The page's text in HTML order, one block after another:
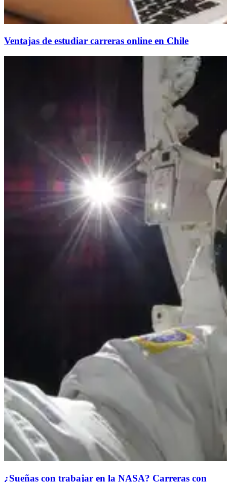
Ventajas de estudiar carreras online en Chile
¿Sueñas con trabajar en la NASA? Carreras con